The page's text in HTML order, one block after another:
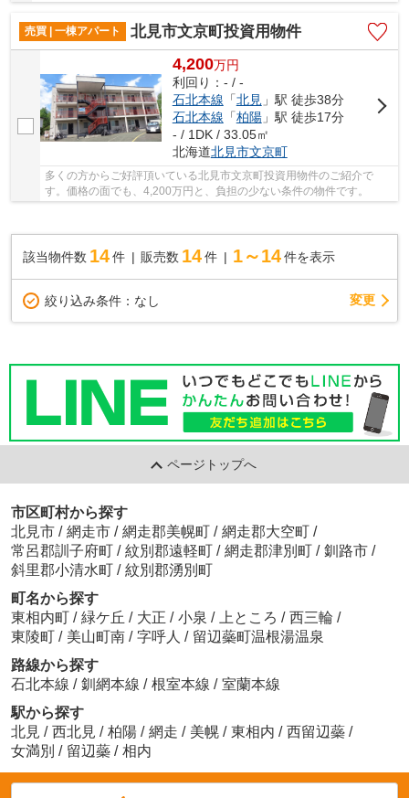
売買 | 一棟アパート
北見市文京町投資用物件
4,200万円
利回り：- / -
石北本線 「北見 」駅 徒歩38分
石北本線 「柏陽」駅 徒歩17分
- / 1DK / 33.05㎡
北海道北見市文京町
多くの方からご好評頂いている北見市文京町投資用物件のご紹介で
す。価格の面でも、4,200万円と、負担の少ない条件の物件です。
該当物件数 14件 販売数 14 件 1～14 件を表示
絞り込み条件： なし 変更
ページトップへ
市区町村から探す
北見市 / 網走市 / 網走郡美幌町 / 網走郡大空町 /
常呂郡訓子府町 / 紋別郡遠軽町 / 網走郡津別町 / 釧路市 /
斜里郡小清水町 / 紋別郡湧別町
町名から探す
東相内町 / 緑ケ丘 / 大正 / 小泉 / 上ところ / 西三輪 /
東陵町 / 美山町南 / 字呼人 / 留辺蘂町温根湯温泉
路線から探す
石北本線 / 釧網本線 / 根室本線 / 室蘭本線
駅から探す
北見 / 西北見 / 柏陽 / 網走 / 美幌 / 東相内 / 西留辺蘂 /
女満別 / 留辺蘂 / 相内